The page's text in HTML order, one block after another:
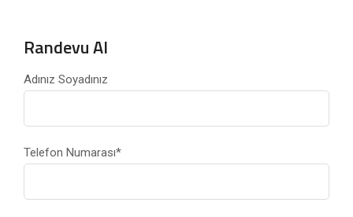
Randevu Al
Adınız Soyadınız
Telefon Numarası*